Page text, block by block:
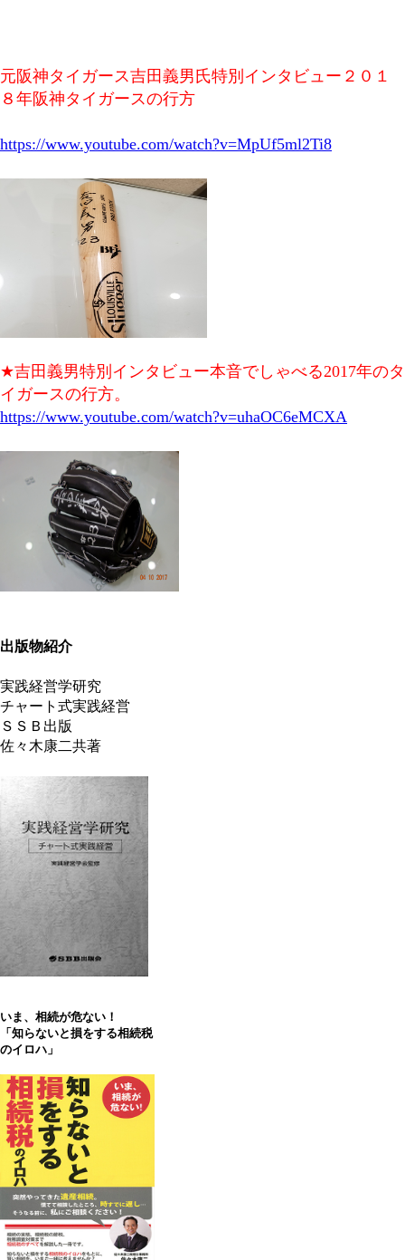
元阪神タイガース吉田義男氏特別インタビュー２０１
８年阪神タイガースの行方
https://www.youtube.com/watch?v=MpUf5ml2Ti8
★吉田義男特別インタビュー本音でしゃべる2017年のタ
イガースの行方。
https://www.youtube.com/watch?v=uhaOC6eMCXA
出版物紹介
実践経営学研究
チャート式実践経営
ＳＳＢ出版
佐々木康二共著
いま、相続が危ない！
「知らないと損をする相続税
のイロハ」